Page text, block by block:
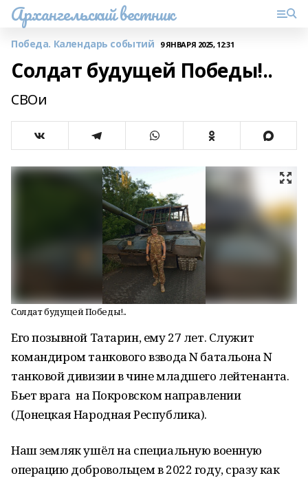
Архангельский вестник
Победа. Календарь событий 9 ЯНВАРЯ 2025, 12:31
Солдат будущей Победы!..
СВОи
Солдат будущей Победы!..
Его позывной Татарин, ему 27 лет. Служит
командиром танкового взвода N батальона N
танковой дивизии в чине младшего лейтенанта.
Бьет врага на Покровском направлении
(Донецкая Народная Республика).
Наш земляк ушёл на специальную военную
операцию добровольцем в 2022 году, сразу как